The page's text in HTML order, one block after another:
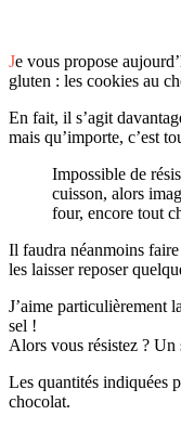
Je vous propose
gluten : les cookies au
En fait, il s’agit
mais qu’importe, c’est
Impossible de
cuisson, alors
four, encore tout
Il faudra néanmoins
les laisser reposer
J’aime particulièrement
sel !
Alors vous résistez ?
Les quantités indiquées
chocolat.